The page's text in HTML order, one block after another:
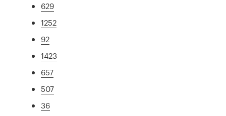
629
1252
92
1423
657
507
36